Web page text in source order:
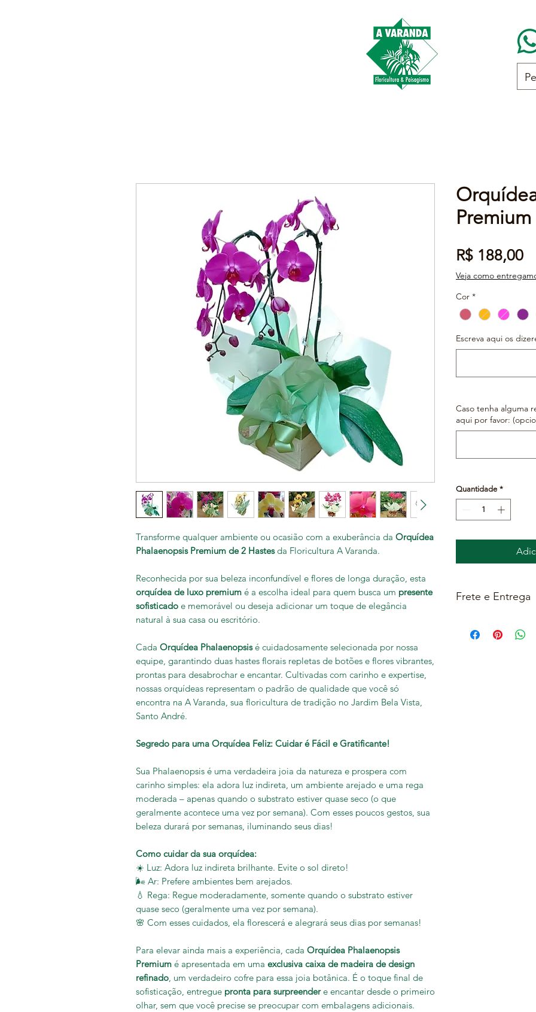
Transforme qualquer ambiente ou ocasião com a exuberância da Orquídea
Phalaenopsis Premium de 2 Hastesda Floricultura A Varanda.
Reconhecida por sua beleza inconfundível e flores de longa duração, esta
orquídea de luxo premium é a escolha ideal para quem busca um presente
sofisticado e memorável ou deseja adicionar um toque de elegância
natural à sua casa ou escritório.
Cada Orquídea Phalaenopsisé cuidadosamente selecionada por nossa
equipe, garantindo duas hastes florais repletas de botões e flores vibrantes,
prontas para desabrochar e encantar. Cultivadas com carinho e expertise,
nossas orquídeas representam o padrão de qualidade que você só
encontra na A Varanda, sua floricultura de tradição no Jardim Bela Vista,
Santo André.
Segredo para uma Orquídea Feliz: Cuidar é Fácil e Gratificante!
Sua Phalaenopsis é uma verdadeira joia da natureza e prospera com
carinho simples: ela adora luz indireta, um ambiente arejado e uma rega
moderada – apenas quando o substrato estiver quase seco (o que
geralmente acontece uma vez por semana). Com esses poucos gestos, sua
beleza durará por semanas, iluminando seus dias!
Como cuidar da sua orquídea:
☀️ Luz: Adora luz indireta brilhante. Evite o sol direto!
🌬️ Ar: Prefere ambientes bem arejados.
💧 Rega: Regue moderadamente, somente quando o substrato estiver
quase seco (geralmente uma vez por semana).
🌸 Com esses cuidados, ela florescerá e alegrará seus dias por semanas!
Para elevar ainda mais a experiência, cada Orquídea Phalaenopsis
Premium é apresentada em uma exclusiva caixa de madeira de design
refinado, um verdadeiro cofre para essa joia botânica. É o toque final de
sofisticação, entregue pronta para surpreendere encantar desde o primeiro
olhar, sem que você precise se preocupar com embalagens adicionais.
R$ 188,00
Veja como
Cor *
Escreva aqui os
Caso tenha alguma
aqui por favor:
Quantidade *
Frete e Entrega
PRÓPRIA,